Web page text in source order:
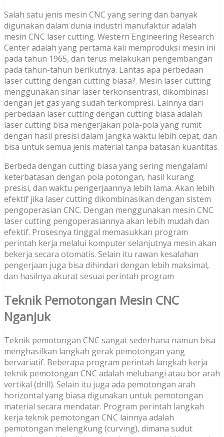
Salah satu jenis mesin CNC yang sering dan banyak
digunakan dalam dunia industri manufaktur adalah
mesin CNC laser cutting. Western Engineering Research
Center adalah yang pertama kali memproduksi mesin ini
pada tahun 1965, dan terus melakukan pengembangan
pada tahun-tahun berikutnya. Lantas apa perbedaan
laser cutting dengan cutting biasa?. Mesin laser cutting
menggunakan sinar laser terkonsentrasi, dikombinasi
dengan jet gas yang sudah terkompresi. Lainnya dari
perbedaan laser cutting dengan cutting biasa adalah
laser cutting bisa mengerjakan pola-pola yang rumit
dengan hasil presisi dalam jangka waktu lebih cepat, dan
bisa untuk semua jenis material tanpa batasan kuantitas.
Berbeda dengan cutting biasa yang sering mengalami
keterbatasan dengan pola potongan, hasil kurang
presisi, dan waktu pengerjaannya lebih lama. Akan lebih
efektif jika laser cutting dikombinasikan dengan sistem
pengoperasian CNC. Dengan menggunakan mesin CNC
laser cutting pengoperasiannya akan lebih mudah dan
efektif. Prosesnya tinggal memasukkan program
perintah kerja melalui komputer selanjutnya mesin akan
bekerja secara otomatis. Selain itu rawan kesalahan
pengerjaan juga bisa dihindari dengan lebih maksimal,
dan hasilnya akurat sesuai perintah program
Teknik Pemotongan Mesin CNC
Nganjuk
Teknik pemotongan CNC sangat sederhana namun bisa
menghasilkan langkah gerak pemotongan yang
bervariatif. Beberapa program perintah langkah kerja
teknik pemotongan CNC adalah melubangi atau bor arah
vertikal (drill). Selain itu juga ada pemotongan arah
horizontal yang biasa digunakan untuk pemotongan
material secara mendatar. Program perintah langkah
kerja teknik pemotongan CNC lainnya adalah
pemotongan melengkung (curving), dimana sudut